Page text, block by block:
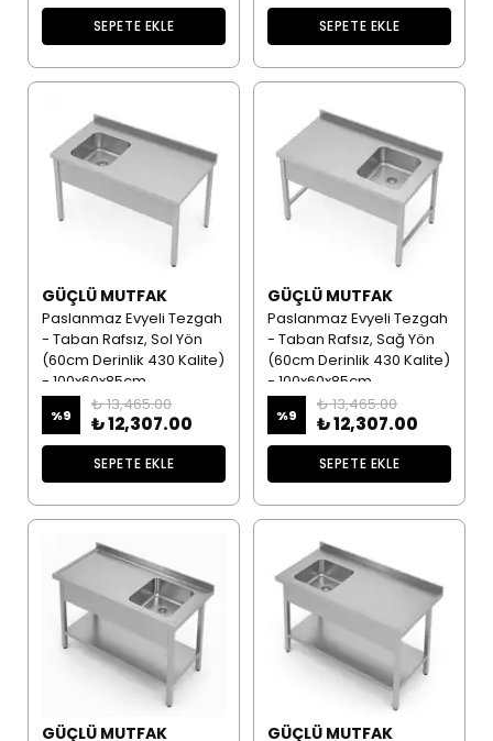
SEPETE EKLE SEPETE EKLE
GÜÇLÜ MUTFAK
Paslanmaz Evyeli Tezgah
- Taban Rafsız, Sol Yön
(60cm Derinlik 430 Kalite)
- 100x60x85cm
%9
₺ 13,465.00
₺ 12,307.00
SEPETE EKLE
GÜÇLÜ MUTFAK
Paslanmaz Evyeli Tezgah
- Taban Rafsız, Sağ Yön
(60cm Derinlik 430 Kalite)
- 100x60x85cm
%9
₺ 13,465.00
₺ 12,307.00
SEPETE EKLE
GÜÇLÜ MUTFAK GÜÇLÜ MUTFAK